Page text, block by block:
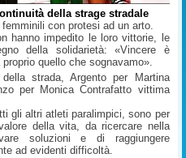
della strage stradale
con protesi ad un arto.
hanno impedito le loro vittorie, le
della solidarietà: «Vincere è
quello che sognavamo».
strada, Argento per Martina
per Monica Contrafatto vittima
gli altri atleti paralimpici, sono per
della vita, da ricercare nella
soluzioni e di raggiungere
ad evidenti difficoltà.